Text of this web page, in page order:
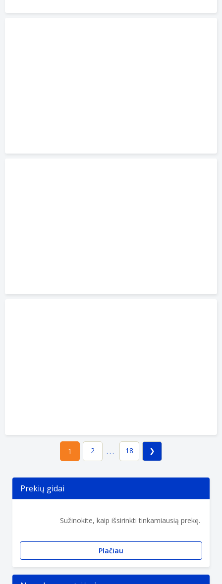
1 2 ... 18
Prekių gidai
Sužinokite, kaip išsirinkti tinkamiausią prekę.
Plačiau